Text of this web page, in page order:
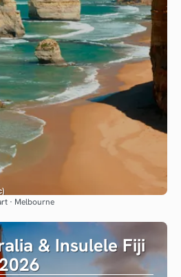
Vezi detalii
· Melbourne
& Insulele Fiji